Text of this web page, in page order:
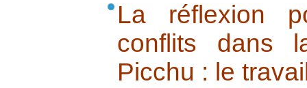
La réflexion
conflits dans
Picchu : le